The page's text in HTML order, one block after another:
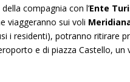
compagnia con l’Ente
viaggeranno sui voli
i residenti), potranno ritirare
e di piazza Castello, un